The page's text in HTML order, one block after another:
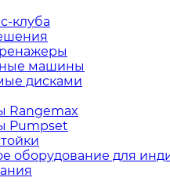
клуба
машины
дисками
Rangemax
Pumpset
оборудование для